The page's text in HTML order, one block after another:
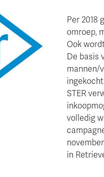
Per 2018
omroep,
Ook
De basis
mannen/
STER
volledig
in